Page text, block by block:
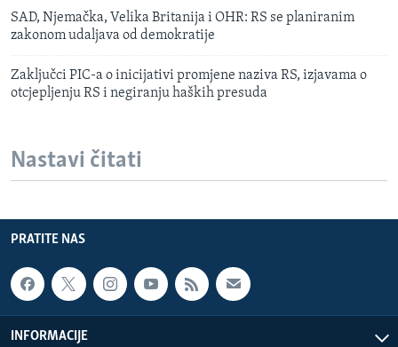
SAD, Njemačka, Velika Britanija i OHR: RS se planiranim
zakonom udaljava od demokratije
Zaključci PIC-a o inicijativi promjene naziva RS, izjavama o
otcjepljenju RS i negiranju haških presuda
Nastavi čitati
PRATITE NAS
INFORMACIJE